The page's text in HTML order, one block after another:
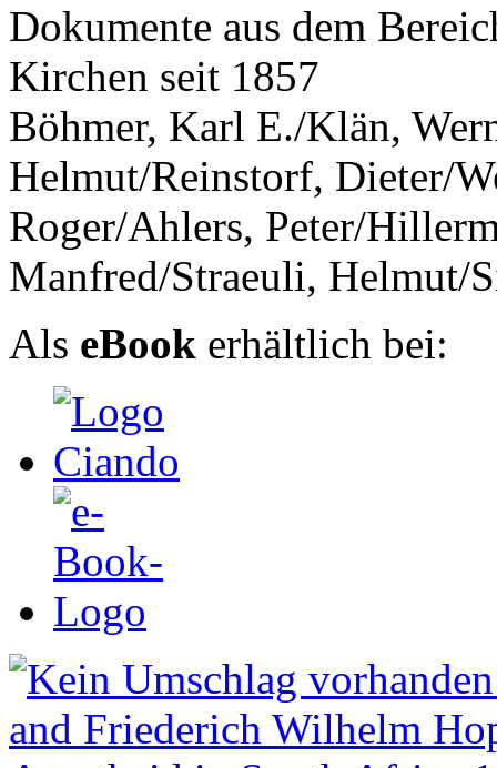
Dokumente aus dem
Kirchen seit 1857
Böhmer, Karl E./Klän,
Helmut/Reinstorf, Dieter/
Roger/Ahlers, Peter/
Manfred/Straeuli, Helmut/
Als eBook erhältlich bei: